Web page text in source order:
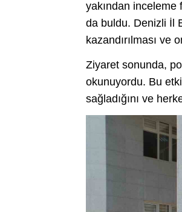
yakından inceleme
da buldu. Denizli İl
kazandırılması ve
Ziyaret sonunda,
okunuyordu. Bu
sağladığını ve